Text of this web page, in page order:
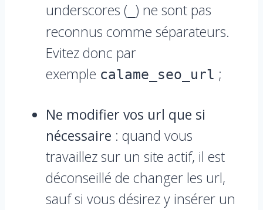
underscores ( ) ne sont pas
reconnus comme séparateurs.
Evitez donc par
exemple calame_seo_url ;
Ne modifier vos url que si
nécessaire : quand vous
travaillez sur un site actif, il est
déconseillé de changer les url,
sauf si vous désirez y insérer un